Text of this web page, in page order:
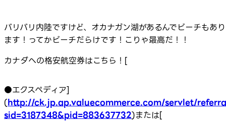
バリバリ内陸ですけど、オカナガン湖があるんでビーチもあり
ます！ってかビーチだらけです！こりゃ最高だ！！
カナダへの格安航空券はこちら！[
●エクスペディア]
(http://ck.jp.ap.valuecommerce.com/servlet/
sid=3187348&pid=883637732)または[